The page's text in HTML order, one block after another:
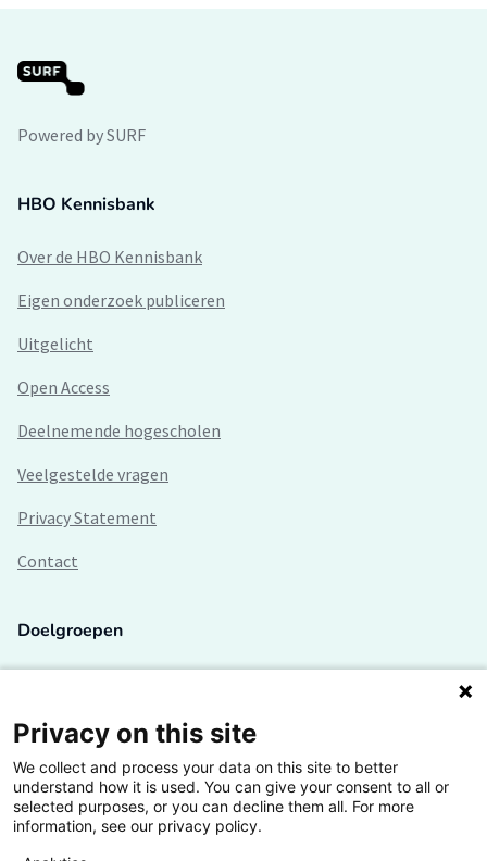
Powered by SURF
HBO Kennisbank
Over de HBO Kennisbank
Eigen onderzoek publiceren
Uitgelicht
Open Access
Deelnemende hogescholen
Veelgestelde vragen
Privacy Statement
Contact
Doelgroepen
Lectoren en onderzoekers
Bedrijven
Hogescholen
Privacy on this site
We collect and process your data on this site to better
understand how it is used. You can give your consent to all or
selected purposes, or you can decline them all. For more
information, see our privacy policy.